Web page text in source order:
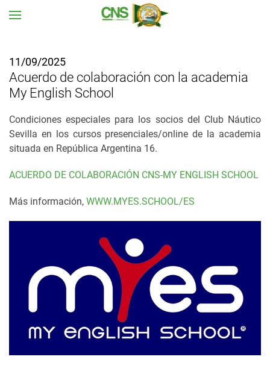
11/09/2025
Acuerdo de colaboración con la academia
My English School
Condiciones especiales para los socios del Club Náutico
Sevilla en los cursos presenciales/online de la academia
situada en República Argentina 16.
ACUERDO DE COLABORACIÓN CNS-MY ENGLISH SCHOOL
Más información, WWW.MYES.SCHOOL/ES